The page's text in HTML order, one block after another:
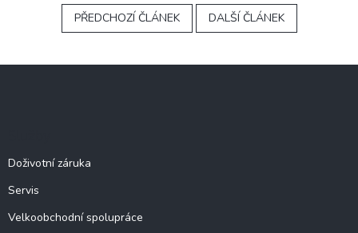
PŘEDCHOZÍ ČLÁNEK DALŠÍ ČLÁNEK
Doživotní záruka
Servis
Velkoobchodní spolupráce